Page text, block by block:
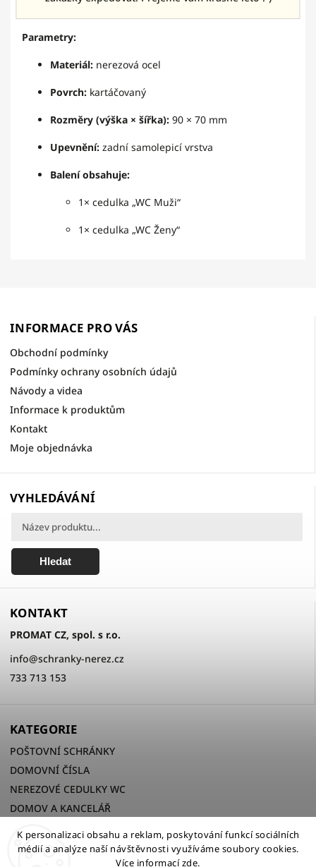
K personalizaci obsahu a reklam, poskytování funkcí sociálních
médií a analýze naší návštěvnosti využíváme soubory cookies.
Více informacízde.
Parametry:
Materiál: nerezová ocel
Povrch: kartáčovaný
Rozměry (výška × šířka): 90 × 70 mm
Upevnění: zadní samolepicí vrstva
Balení obsahuje:
1× cedulka „WC Muži“
1× cedulka „WC Ženy“
INFORMACE PRO VÁS
Obchodní podmínky
Podmínky ochrany osobních údajů
Návody a videa
Informace k produktům
Kontakt
Moje objednávka
VYHLEDÁVÁNÍ
Hledat
KONTAKT
PROMAT CZ, spol. s r.o.
info@schranky-nerez.cz
733 713 153
KATEGORIE
POŠTOVNÍ SCHRÁNKY
DOMOVNÍ ČÍSLA
NEREZOVÉ CEDULKY WC
DOMOV A KANCELÁŘ